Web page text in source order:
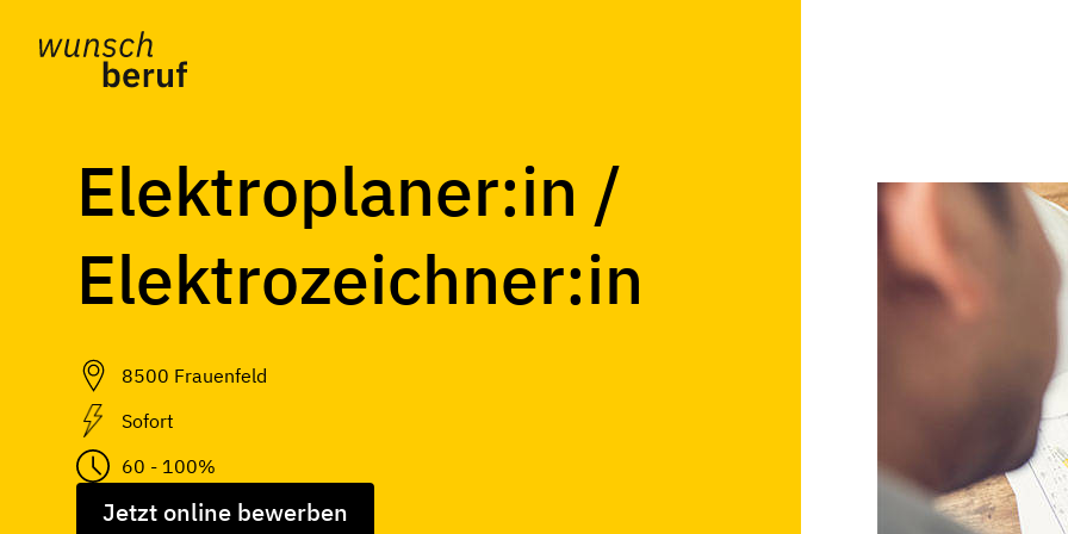
Elektroplaner:in /
Elektrozeichner:in
8500 Frauenfeld
Sofort
60 - 100%
Jetzt online bewerben